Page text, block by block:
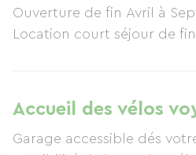
Ouverture de fin Avril à Septembre
Location court séjour de
Profitez de l'arrière saison
balades le long de la
Accueil des vélos
Garage accessible dés